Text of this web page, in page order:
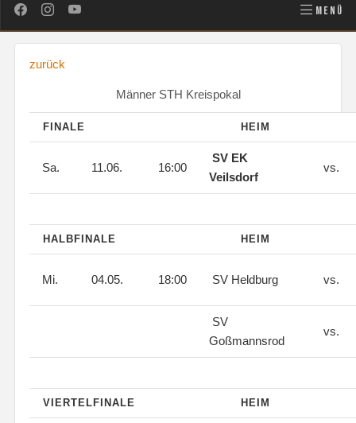
MENÜ
zurück
Männer STH Kreispokal
FINALE HEIM
Sa. 11.06. 16:00
SV EK
Veilsdorf
vs.
HALBFINALE HEIM
Mi. 04.05. 18:00 SV Heldburg vs.
SV
Goßmannsrod
vs.
VIERTELFINALE HEIM